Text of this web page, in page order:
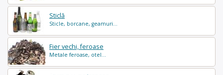
Sticlă
Sticle, borcane, geamuri...
Fier vechi, feroase
Metale feroase, otel...